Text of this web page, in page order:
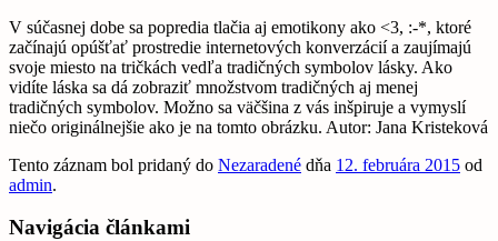
V súčasnej dobe sa popredia tlačia aj emotikony ako <3, :-*, ktoré
začínajú opúšťať prostredie internetových konverzácií a zaujímajú
svoje miesto na tričkách vedľa tradičných symbolov lásky. Ako
vidíte láska sa dá zobraziť množstvom tradičných aj menej
tradičných symbolov. Možno sa väčšina z vás inšpiruje a vymyslí
niečo originálnejšie ako je na tomto obrázku. Autor: Jana Kristeková
Tento záznam bol pridaný do Nezaradené dňa 12. februára 2015 od
admin.
Navigácia článkami